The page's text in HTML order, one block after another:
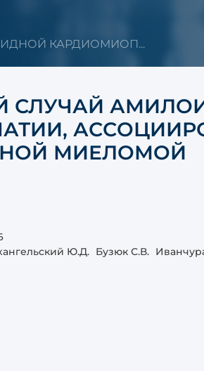
КАРДИОМИОП...
СЛУЧАЙ
МИЕЛОМОЙ
Ю.Д. Бузюк С.В.